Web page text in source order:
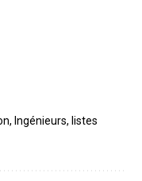
, Ingénieurs, listes